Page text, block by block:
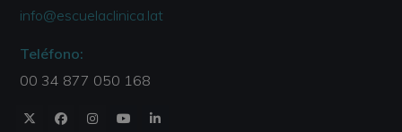
info@escuelaclinica.lat
Teléfono:
00 34 877 050 168